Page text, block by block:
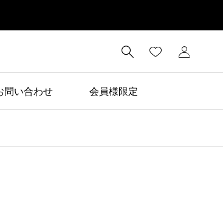

問い合わせ 会員様限定